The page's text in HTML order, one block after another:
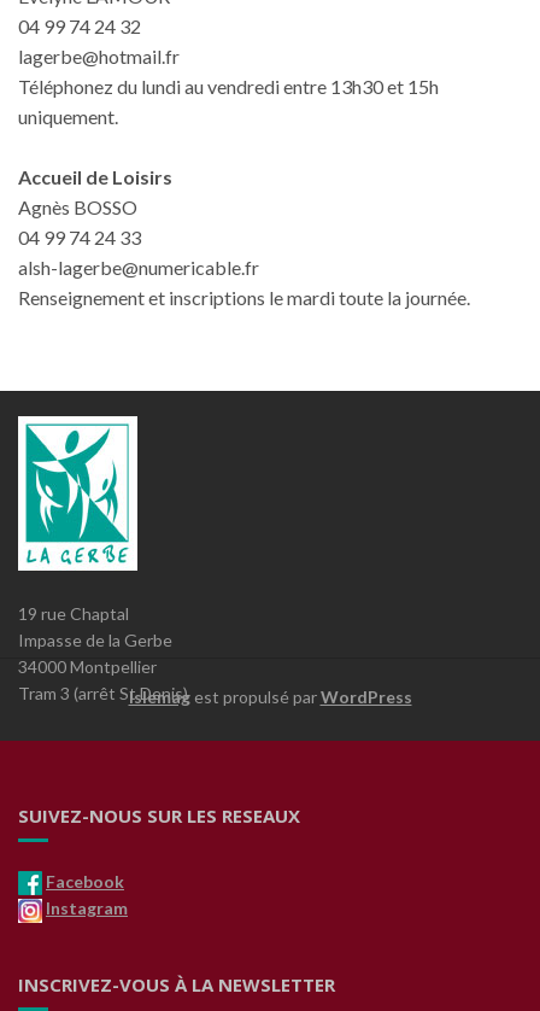
04 99 74 24 32
lagerbe@hotmail.fr
Téléphonez du lundi au vendredi entre 13h30 et 15h
uniquement.
Accueil de Loisirs
Agnès BOSSO
04 99 74 24 33
alsh-lagerbe@numericable.fr
Renseignement et inscriptions le mardi toute la journée.
19 rue Chaptal
Impasse de la Gerbe
34000 Montpellier
Tram 3 (arrêt St Denis)
SUIVEZ-NOUS SUR LES RESEAUX
Facebook
Instagram
INSCRIVEZ-VOUS À LA NEWSLETTER
Islemagest propulsé parWordPress